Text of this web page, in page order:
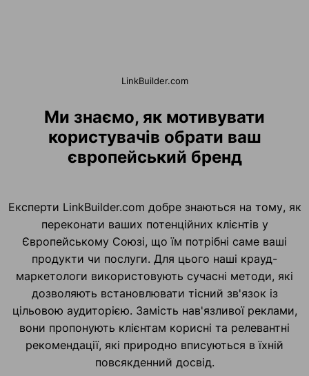
LinkBuilder.com
Ми знаємо, як мотивувати
користувачів обрати ваш
європейський бренд
Експерти LinkBuilder.com добре знаються на тому, як
переконати ваших потенційних клієнтів у
Європейському Союзі, що їм потрібні саме ваші
продукти чи послуги. Для цього наші крауд-
маркетологи використовують сучасні методи, які
дозволяють встановлювати тісний зв'язок із
цільовою аудиторією. Замість нав'язливої реклами,
вони пропонують клієнтам корисні та релевантні
рекомендації, які природно вписуються в їхній
повсякденний досвід.